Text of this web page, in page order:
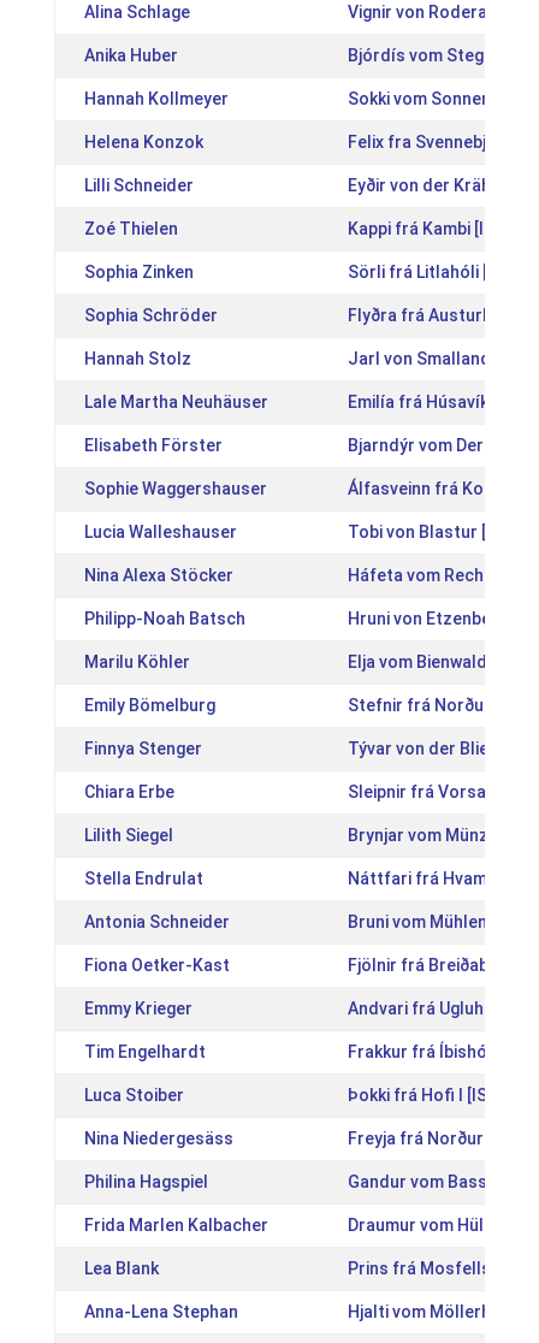
Alina Schlage Vignir von Roderath
Anika Huber Bjórdís vom Stegberg
Hannah Kollmeyer Sokki vom Sonnenhof
Helena Konzok Felix fra Svennebjerg
Lilli Schneider Eyðir von der
Zoé Thielen Kappi frá Kambi
Sophia Zinken Sörli frá Litlahóli
Sophia Schröder Flyðra frá Austurhlíð
Hannah Stolz Jarl von Smalland
Lale Martha Neuhäuser Emilía frá Húsavík
Elisabeth Förster Bjarndýr vom
Sophie Waggershauser Álfasveinn frá Kolsholti
Lucia Walleshauser Tobi von Blastur
Nina Alexa Stöcker Háfeta vom
Philipp-Noah Batsch Hruni von Etzenberg
Marilu Köhler Elja vom Bienwald
Emily Bömelburg Stefnir frá Norður-
Finnya Stenger Tývar von der
Chiara Erbe Sleipnir frá
Lilith Siegel Brynjar vom
Stella Endrulat Náttfari frá Hvammi 2
Antonia Schneider Bruni vom Mühlental
Fiona Oetker-Kast Fjölnir frá
Emmy Krieger Andvari frá Ugluhreiðri
Tim Engelhardt Frakkur frá Íbishóli
Luca Stoiber Þokki frá Hofi I
Nina Niedergesäss Freyja frá Norður-
Philina Hagspiel Gandur vom Basselthof
Frida Marlen Kalbacher Draumur vom Hülbehof
Lea Blank Prins frá Mosfellsbæ
Anna-Lena Stephan Hjalti vom Möllerhof